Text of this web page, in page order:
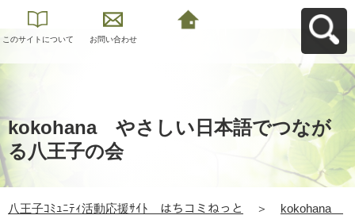
このサイトについて お問い合わせ
kokohana やさしい日本語でつなが
る八王子の会
八王子ｺﾐｭﾆﾃｨ活動応援ｻｲﾄ はちコミねっと ＞
kokohana